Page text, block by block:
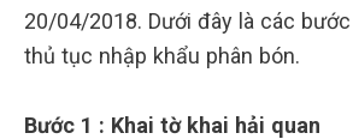
20/04/2018. Dưới đây là các
thủ tục nhập khẩu phân bón.
Bước 1 : Khai tờ khai hải quan